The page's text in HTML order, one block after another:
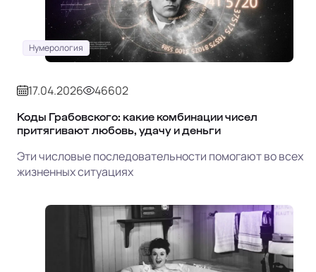
Нумерология
17.04.2026 46602
Коды Грабовского: какие комбинации чисел
притягивают любовь, удачу и деньги
Эти числовые последовательности помогают во всех
жизненных ситуациях